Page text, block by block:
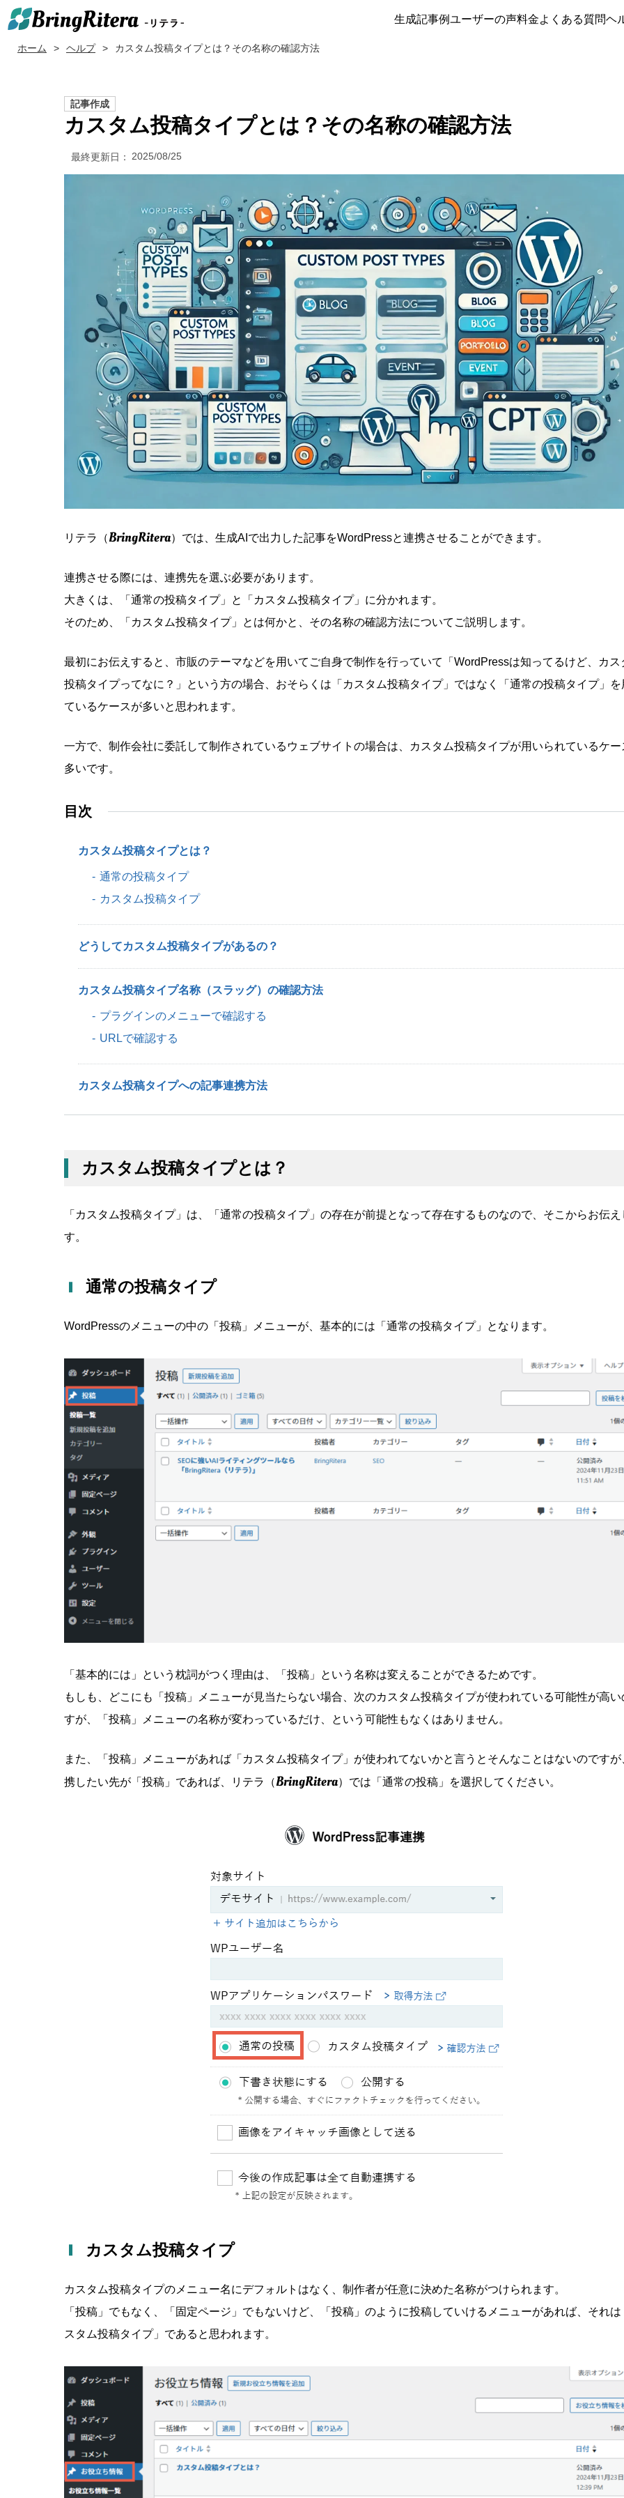
生成記事例ユーザーの声料金よくある質問ヘ
ホーム ヘルプ カスタム投稿タイプとは？その名称の確認方法
記事作成
カスタム投稿タイプとは？その名称の確認方法
最終更新日： 2025/08/25
リテラ（BringRitera）では、生成AIで出力した記事をWordPressと連携させることができます。
連携させる際には、連携先を選ぶ必要があります。
大きくは、「通常の投稿タイプ」と「カスタム投稿タイプ」に分かれます。
そのため、「カスタム投稿タイプ」とは何かと、その名称の確認方法についてご説明します。
最初にお伝えすると、市販のテーマなどを用いてご自身で制作を行っていて「WordPressは知ってるけど、カス
投稿タイプってなに？」という方の場合、おそらくは「カスタム投稿タイプ」ではなく「通常の投稿タイプ」を
ているケースが多いと思われます。
一方で、制作会社に委託して制作されているウェブサイトの場合は、カスタム投稿タイプが用いられているケー
多いです。
目次
カスタム投稿タイプとは？
通常の投稿タイプ
カスタム投稿タイプ
どうしてカスタム投稿タイプがあるの？
カスタム投稿タイプ名称（スラッグ）の確認方法
プラグインのメニューで確認する
URLで確認する
カスタム投稿タイプへの記事連携方法
カスタム投稿タイプとは？
「カスタム投稿タイプ」は、「通常の投稿タイプ」の存在が前提となって存在するものなので、そこからお伝え
す。
通常の投稿タイプ
WordPressのメニューの中の「投稿」メニューが、基本的には「通常の投稿タイプ」となります。
「基本的には」という枕詞がつく理由は、「投稿」という名称は変えることができるためです。
もしも、どこにも「投稿」メニューが見当たらない場合、次のカスタム投稿タイプが使われている可能性が高い
すが、「投稿」メニューの名称が変わっているだけ、という可能性もなくはありません。
また、「投稿」メニューがあれば「カスタム投稿タイプ」が使われてないかと言うとそんなことはないのですが
携したい先が「投稿」であれば、リテラ（BringRitera）では「通常の投稿」を選択してください。
カスタム投稿タイプ
カスタム投稿タイプのメニュー名にデフォルトはなく、制作者が任意に決めた名称がつけられます。
「投稿」でもなく、「固定ページ」でもないけど、「投稿」のように投稿していけるメニューがあれば、それは
スタム投稿タイプ」であると思われます。